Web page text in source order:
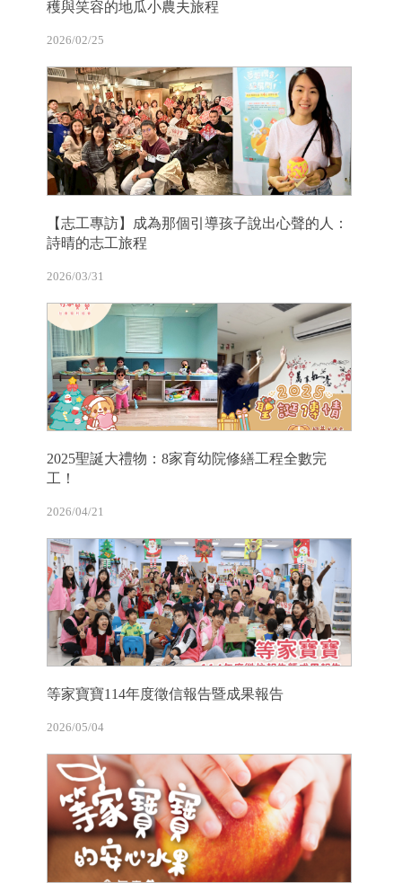
穫與笑容的地瓜小農夫旅程
2026/02/25
【志工專訪】成為那個引導孩子說出心聲的人：
詩晴的志工旅程
2026/03/31
2025聖誕大禮物：8家育幼院修繕工程全數完
工！
2026/04/21
等家寶寶114年度徵信報告暨成果報告
2026/05/04